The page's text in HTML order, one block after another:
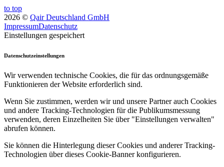
to top
2026 © Qair Deutschland GmbH
ImpressumDatenschutz
Einstellungen gespeichert
Datenschutzeinstellungen
Wir verwenden technische Cookies, die für das ordnungsgemäße
Funktionieren der Website erforderlich sind.
Wenn Sie zustimmen, werden wir und unsere Partner auch Cookies
und andere Tracking-Technologien für die Publikumsmessung
verwenden, deren Einzelheiten Sie über "Einstellungen verwalten"
abrufen können.
Sie können die Hinterlegung dieser Cookies und anderer Tracking-
Technologien über dieses Cookie-Banner konfigurieren.